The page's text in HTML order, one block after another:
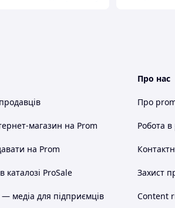
магазин на Prom
на Prom
каталозі ProSale
медіа для підприємців
Про нас
Про
Робота
Захист
Content